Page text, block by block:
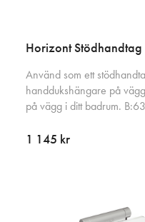
Horizont Stödhandtag
Använd som ett
handdukshängare på
på vägg i ditt badrum.
1 145 kr